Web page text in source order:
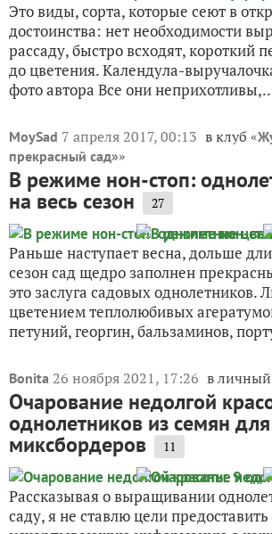
Это виды, сорта, которые сеют в
достоинства: нет необходимости
рассаду, быстро всходят, короткий
до цветения. Календула-
фото автора Все они
MoySad 7 апреля 2017, 00:13 в клуб «
прекрасный сад»»
В режиме нон-стоп:
на весь сезон 27
Раньше наступает весна, дольше
сезон сад щедро заполнен
это заслуга садовых однолетников.
цветением теплолюбивых
петуний, георгин, бальзаминов,
Bonita 26 ноября 2021, 17:26 в
Очарование недолгой
однолетников из семян
миксбордеров 11
Рассказывая о выращивании
саду, я не ставлю цели